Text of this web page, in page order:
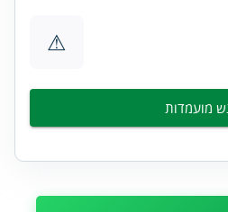
⚠
מועמדות